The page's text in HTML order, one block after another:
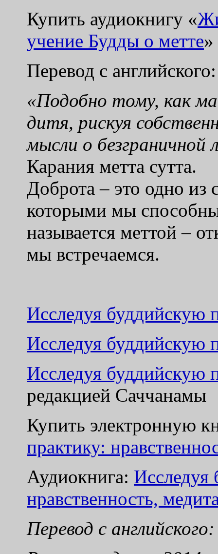
Купить аудиокнигу «
учение Будды о метте»
Перевод с
«Подобно тому, как
дитя, рискуя
мысли о безграничной
Карания метта сутта.
Доброта – это одно
которыми мы
называется меттой –
мы встречаемся.
Исследуя буддийскую
Исследуя буддийскую
Исследуя буддийскую
редакцией Саччанамы
Купить электронную
практику:
Аудиокнига: Исследуя
нравственность,
Перевод с